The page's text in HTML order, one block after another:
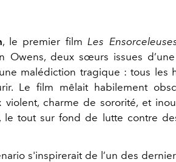
, le premier film Les
Owens, deux sœurs issues
malédiction tragique : tous les
Le film mêlait habilement
violent, charme de sororité, et
le tout sur fond de lutte contre
s'inspirerait de l’un des